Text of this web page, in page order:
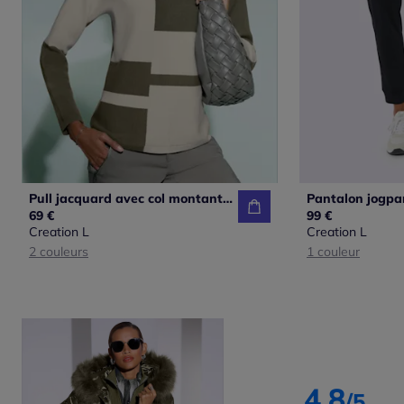
Pull jacquard avec col montant et manches chauve-souris
69 €
Creation L
2 couleurs
99 €
Creation L
1 couleur